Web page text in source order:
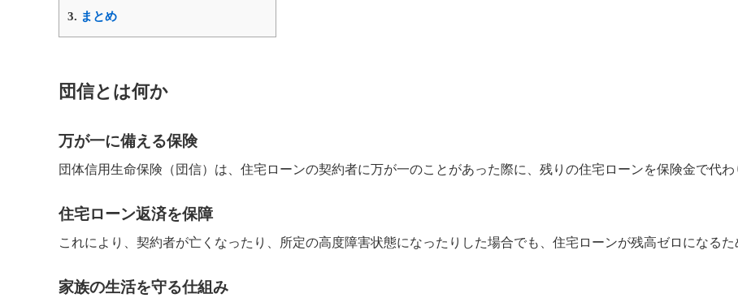
3. まとめ
団信とは何か
万が一に備える保険
団体信用生命保険（団信）は、住宅ローンの契約者に万が一のことがあった際に、残りの住宅ローンを保険金で代
住宅ローン返済を保障
これにより、契約者が亡くなったり、所定の高度障害状態になったりした場合でも、住宅ローンが残高ゼロになるた
家族の生活を守る仕組み